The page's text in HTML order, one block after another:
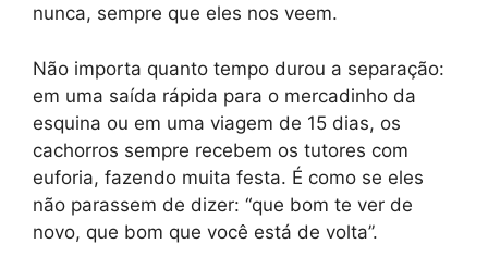
nunca, sempre que eles nos veem.
Não importa quanto tempo durou a separação:
em uma saída rápida para o mercadinho da
esquina ou em uma viagem de 15 dias, os
cachorros sempre recebem os tutores com
euforia, fazendo muita festa. É como se eles
não parassem de dizer: “que bom te ver de
novo, que bom que você está de volta”.